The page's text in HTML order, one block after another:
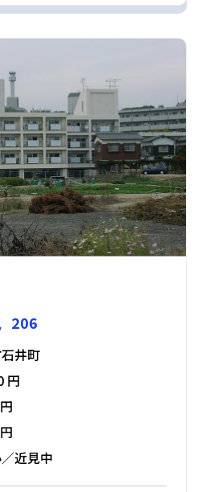
206
井町
円
近見中